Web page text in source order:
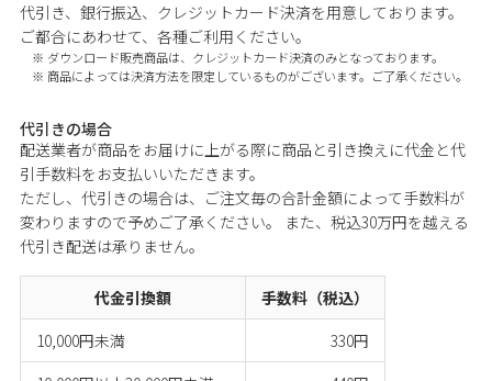
代引き、銀行振込、クレジットカード決済を用意しております。
ご都合にあわせて、各種ご利用ください。
ダウンロード販売商品は、クレジットカード決済のみとなっております。
商品によっては決済方法を限定しているものがございます。ご了承ください。
代引きの場合
配送業者が商品をお届けに上がる際に商品と引き換えに代金と代
引手数料をお支払いいただきます。
ただし、代引きの場合は、ご注文毎の合計金額によって手数料が
変わりますので予めご了承ください。 また、税込30万円を越える
代引き配送は承りません。
代金引換額
手数料（税込）
10,000円未満
330円